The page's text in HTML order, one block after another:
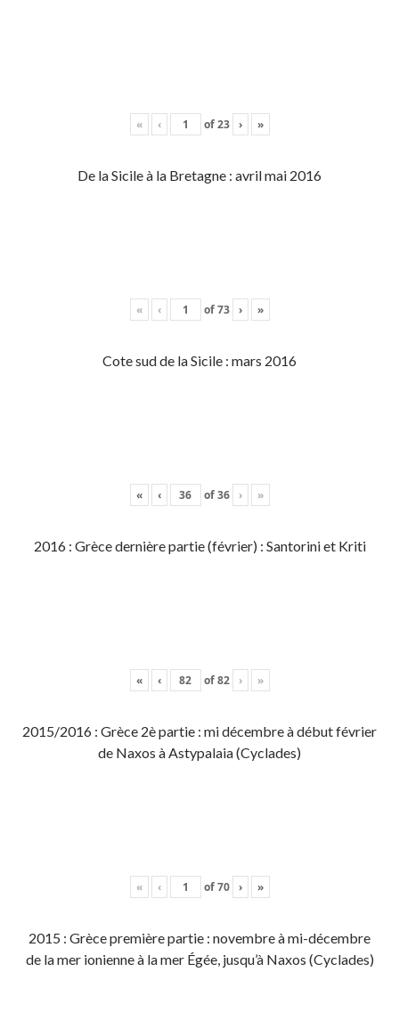
« ‹ of23 › »
De la Sicile à la Bretagne : avril mai 2016
« ‹ of73 › »
Cote sud de la Sicile : mars 2016
« ‹ of36 › »
2016 : Grèce dernière partie (février) : Santorini et Kriti
« ‹ of82 › »
2015/2016 : Grèce 2è partie : mi décembre à début février
de Naxos à Astypalaia (Cyclades)
« ‹ of70 › »
2015 : Grèce première partie : novembre à mi-décembre
de la mer ionienne à la mer Égée, jusqu’à Naxos (Cyclades)